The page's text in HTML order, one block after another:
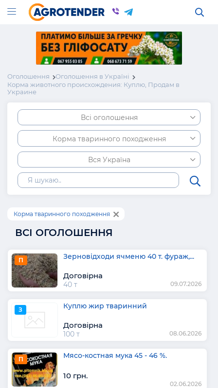
Оголошення
Оголошення в Україні
Корма животного происхождения: Куплю, Продам в
Украине
Всі оголошення
Корма тваринного походження
Вся Україна
Корма тваринного походження
ВСІ ОГОЛОШЕННЯ
П Зерновідходи ячменю 40 т. фураж,...
Договірна
40 т 09.07.2026
З Куплю жир тваринний
Договірна
100 т 08.06.2026
П Мясо-костная мука 45 - 46 %.
10 грн.
02.06.2026